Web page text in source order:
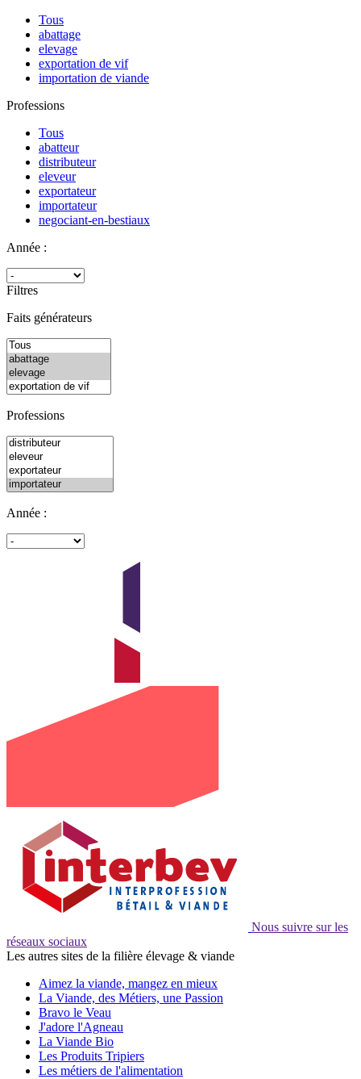
Tous
abattage
elevage
exportation de vif
importation de viande
Professions
Tous
abatteur
distributeur
eleveur
exportateur
importateur
negociant-en-bestiaux
Année :
Filtres
Faits générateurs
Professions
Année :
Nous suivre sur les
réseaux sociaux
Les autres sites de la filière élevage & viande
Aimez la viande, mangez en mieux
La Viande, des Métiers, une Passion
Bravo le Veau
J'adore l'Agneau
La Viande Bio
Les Produits Tripiers
Les métiers de l'alimentation